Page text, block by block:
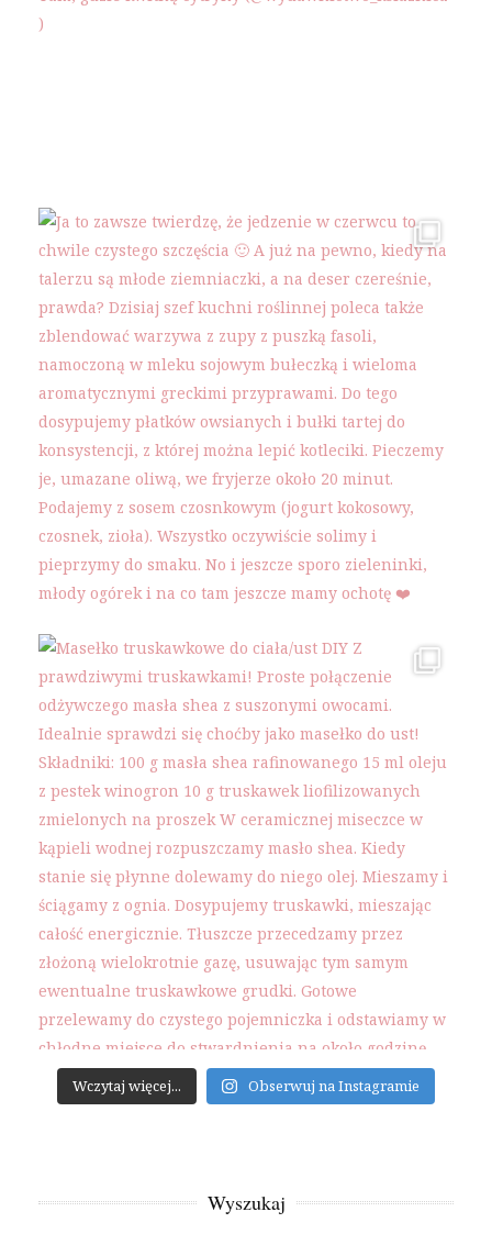
Wczytaj więcej... Obserwuj na Instagramie
Wyszukaj